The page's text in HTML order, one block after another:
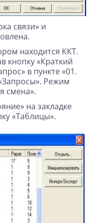
связи» и
находится ККТ.
кнопку «Краткий
в пункте «01.
Режим
смена».
на закладке
«Таблицы».